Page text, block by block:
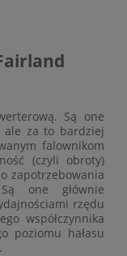
Są one
ale za to bardziej
falownikom
(czyli obroty)
zapotrzebowania
one głównie
rzędu
współczynnika
poziomu hałasu